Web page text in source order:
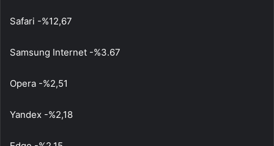
Safari -%12,67
Samsung Internet -%3.67
Opera -%2,51
Yandex -%2,18